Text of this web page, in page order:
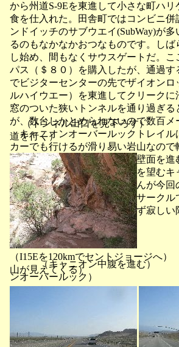
から州道S-9Eを東進して小さな町ハ
食を仕入れた。田舎町ではコンビニ
ンドイッチのサブウエイ(SubWay)が
るのもなかなかおつなものです。し
し始め、間もなくサウスゲートだ。
パス（＄８０）を購入したが、通過
でビジターセンターの先でザイオン
ルハイウエー）を東進してクリーク
窓のついた狭いトンネルを通り過ぎ
が、数台しかとめられないので数百
キャニオンオーバールックトレイル
カーでも行けるが滑り易い岩山なの
しく、切り立ったクリークの壁面を
メートルの岩峰を連ねた岩山を望む
で出会った２人連れのお嬢さんが今
でした。十数年前のグランドサーク
国、韓国などの言葉しか聞けず寂し
ですが。
（I15Eを120kmでセントジョ
山が見えてくる）
（トンネル出口を見下ろす）
道を行く）
（キャニオン中腹を
ンオーバールック）